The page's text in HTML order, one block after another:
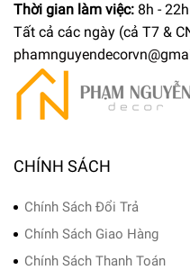
Thời gian làm việc: 8h - 22h
Tất cả các ngày (cả T7 &
CHÍNH SÁCH
Chính Sách Đổi Trả
Chính Sách Giao Hàng
Chính Sách Thanh Toán